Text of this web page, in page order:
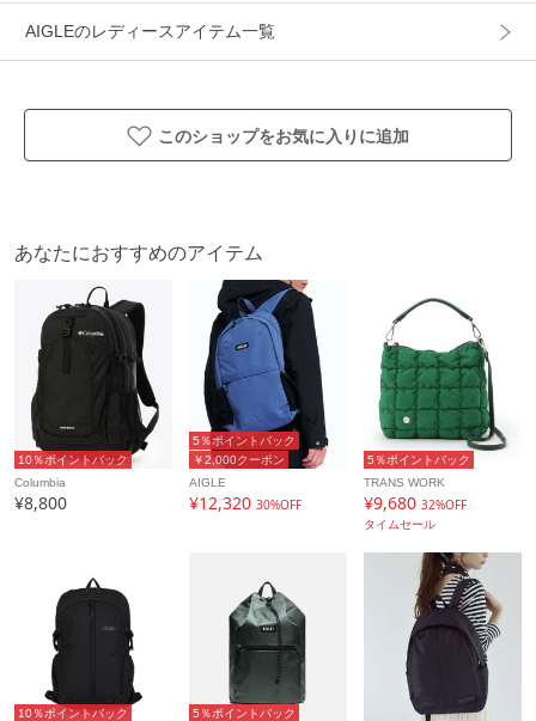
ギフト 可
AIGLEのレディースアイテム一覧
このショップをお気に入りに追加
あなたにおすすめのアイテム
10％ポイントバック
Columbia
¥8,800
￥2,000クーポン
5％ポイントバック
AIGLE
¥12,320 30%OFF
5％ポイントバック
TRANS WORK
¥9,680 32%OFF
タイムセール
10％ポイントバック 5％ポイントバック